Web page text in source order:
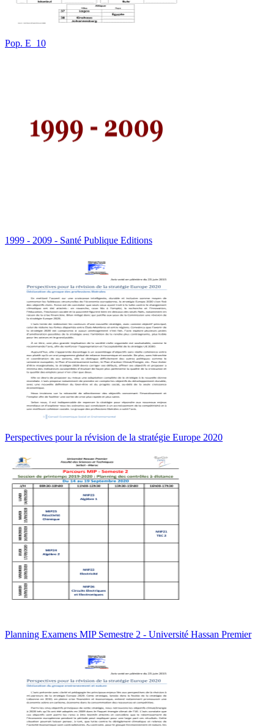
Pop. E_10
1999 - 2009 - Santé Publique Editions
Perspectives pour la révision de la stratégie Europe 2020
Planning Examens MIP Semestre 2 - Université Hassan Premier